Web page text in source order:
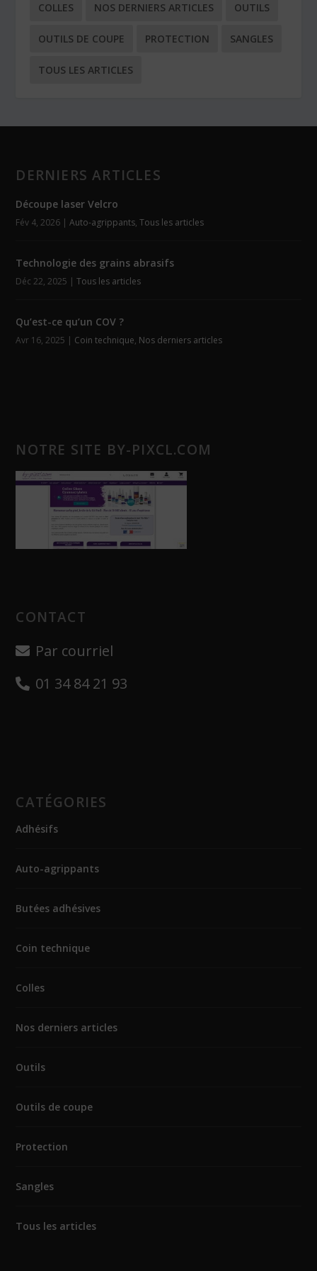
COLLES NOS DERNIERS ARTICLES OUTILS
OUTILS DE COUPE PROTECTION SANGLES
TOUS LES ARTICLES
DERNIERS ARTICLES
Découpe laser Velcro
Fév 4, 2026 |Auto-agrippants,Tous les articles
Technologie des grains abrasifs
Déc 22, 2025 |Tous les articles
Qu’est-ce qu’un COV ?
Avr 16, 2025 | Coin technique, Nos derniers articles
NOTRE SITE BY-PIXCL.COM
CONTACT
Par courriel
01 34 84 21 93
CATÉGORIES
Adhésifs
Auto-agrippants
Butées adhésives
Coin technique
Colles
Nos derniers articles
Outils
Outils de coupe
Protection
Sangles
Tous les articles